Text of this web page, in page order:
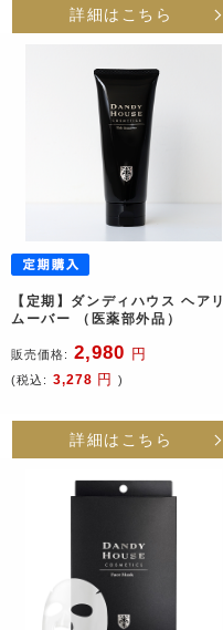
詳細はこちら
【定期】ダンディハウス ヘアリ
ムーバー （医薬部外品）
販売価格: 2,980 円
(税込: 3,278 円)
詳細はこちら